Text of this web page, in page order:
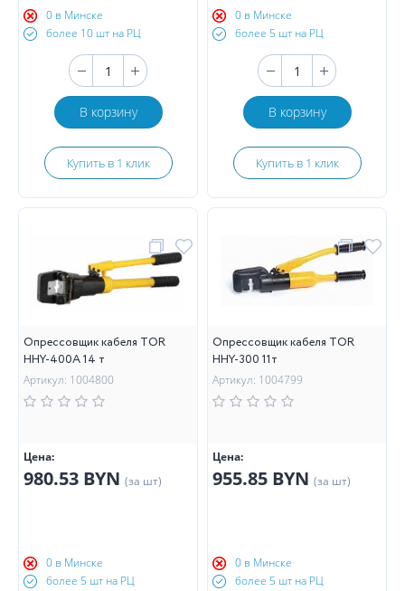
0 в Минске
более 10 шт на РЦ
В корзину
Купить в 1 клик
0 в Минске
более 5 шт на РЦ
В корзину
Купить в 1 клик
Опрессовщик кабеля TOR
HHY-400A 14 т
Артикул: 1004800
Цена:
980.53 BYN (за шт)
0 в Минске
более 5 шт на РЦ
Опрессовщик кабеля TOR
HHY-300 11т
Артикул: 1004799
Цена:
955.85 BYN (за шт)
0 в Минске
более 5 шт на РЦ